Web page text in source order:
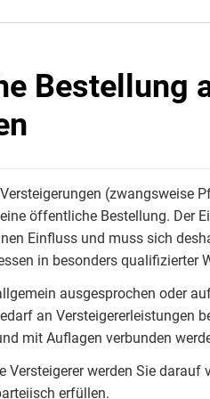
Bestellung
(zwangsweise
öffentliche Bestellung. Der
Einfluss und muss sich
in besonders qualifizierter
ausgesprochen oder
an Versteigererleistungen
mit Auflagen verbunden
Versteigerer werden Sie
erfüllen.